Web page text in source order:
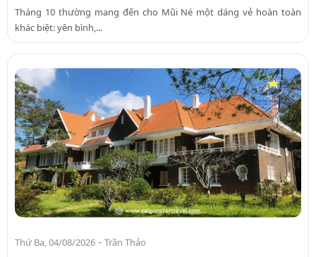
Tháng 10 thường mang đến cho Mũi Né một dáng vẻ hoàn toàn
khác biệt: yên bình,...
Thứ Ba, 04/08/2026 - Trần Thảo